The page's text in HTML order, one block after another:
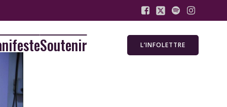
Soutenir L’INFOLETTRE